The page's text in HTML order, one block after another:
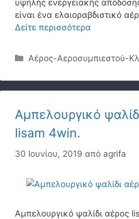
υψηλής ενεργειακής
είναι ένα ελαιοραβδιστικό
Δείτε περισσότερα
Κατηγορίες
Αέρος-Αεροσυμπιεστού-
Αμπελουργικό
lisam 4win.
30 Ιουνίου, 2019 από agrifa
Αμπελουργικό ψαλίδι αέρος